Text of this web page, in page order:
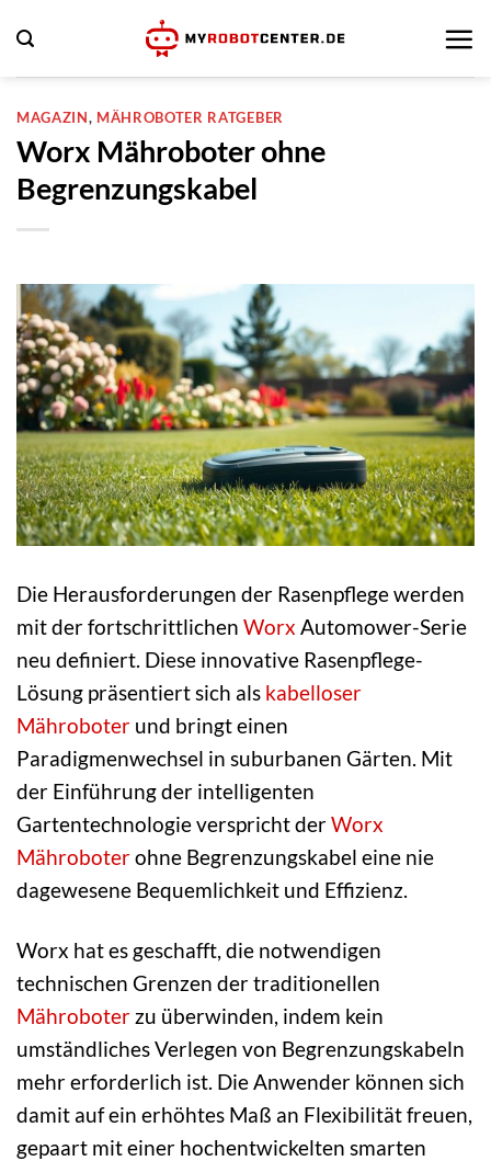
Inhalt
springen
MAGAZIN, MÄHROBOTER RATGEBER
Worx Mähroboter ohne
Begrenzungskabel
Die Herausforderungen der Rasenpflege werden
mit der fortschrittlichen Worx Automower-Serie
neu definiert. Diese innovative Rasenpflege-
Lösung präsentiert sich als kabelloser
Mähroboter und bringt einen
Paradigmenwechsel in suburbanen Gärten. Mit
der Einführung der intelligenten
Gartentechnologie verspricht derWorx
Mähroboterohne Begrenzungskabel eine nie
dagewesene Bequemlichkeit und Effizienz.
Worx hat es geschafft, die notwendigen
technischen Grenzen der traditionellen
Mähroboter zu überwinden, indem kein
umständliches Verlegen von Begrenzungskabeln
mehr erforderlich ist. Die Anwender können sich
damit auf ein erhöhtes Maß an Flexibilität freuen,
gepaart mit einer hochentwickelten smarten